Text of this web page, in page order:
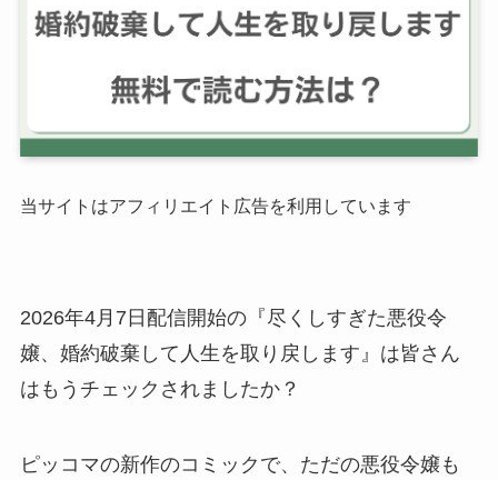
当サイトはアフィリエイト広告を利用しています
2026年4月7日配信開始の『尽くしすぎた悪役令
嬢、婚約破棄して人生を取り戻します』は皆さん
はもうチェックされましたか？
ピッコマの新作のコミックで、ただの悪役令嬢も